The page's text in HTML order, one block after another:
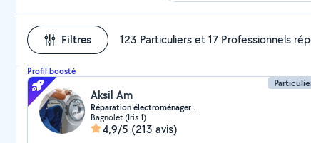
Filtres 123 Particuliers et 17 Professionnels
Profil boosté
Aksil Am
Réparation électroménager .
Bagnolet (Iris 1)
4,9/5 (213 avis)